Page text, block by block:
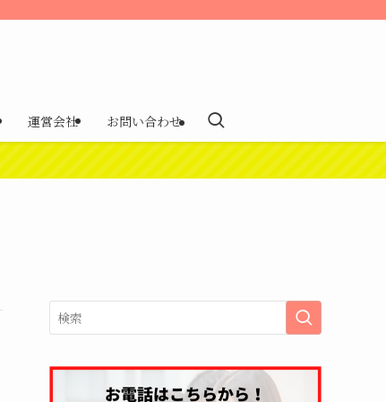
運営会社 お問い合わせ